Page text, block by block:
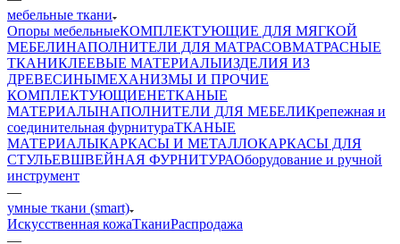
мебельные ткани
Опоры мебельныеКОМПЛЕКТУЮЩИЕ ДЛЯ МЯГКОЙ
МЕБЕЛИНАПОЛНИТЕЛИ ДЛЯ МАТРАСОВМАТРАСНЫЕ
ТКАНИКЛЕЕВЫЕ МАТЕРИАЛЫИЗДЕЛИЯ ИЗ
ДРЕВЕСИНЫМЕХАНИЗМЫ И ПРОЧИЕ
КОМПЛЕКТУЮЩИЕНЕТКАНЫЕ
МАТЕРИАЛЫНАПОЛНИТЕЛИ ДЛЯ МЕБЕЛИКрепежная и
соединительная фурнитураТКАНЫЕ
МАТЕРИАЛЫКАРКАСЫ И МЕТАЛЛОКАРКАСЫ ДЛЯ
СТУЛЬЕВШВЕЙНАЯ ФУРНИТУРАОборудование и ручной
инструмент
—
умные ткани (smart)
Искусственная кожаТканиРаспродажа
—